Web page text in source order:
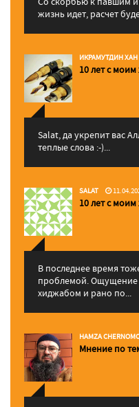
жизнь идет, расчет
ИКРАМУТДИН ХАН
10 лет с
Salat, да укрепит вас
теплые слова :-)...
SALAT
10 лет с
В последнее время
проблемой. Ощущение
хиджабом и рано по...
HAMZA
Мнение по